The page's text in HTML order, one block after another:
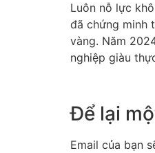
Luôn nỗ lực
đã chứng minh
vàng. Năm
nghiệp giàu
Để lại
Email của bạn